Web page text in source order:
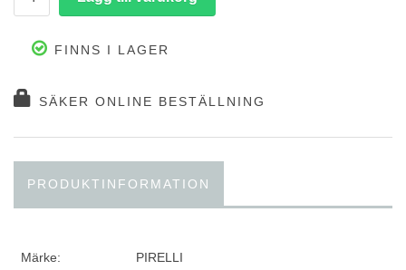
FINNS I LAGER
SÄKER ONLINE BESTÄLLNING
PRODUKTINFORMATION
Märke: PIRELLI